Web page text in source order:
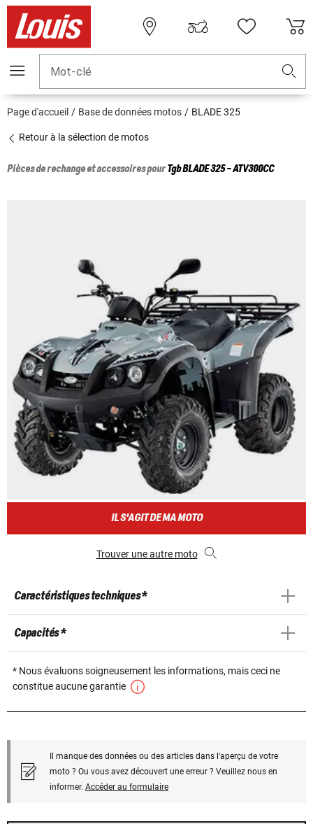
Mot-clé
Page d'accueil Base de données motos BLADE 325
Retour à la sélection de motos
Pièces de rechange et accessoires pourTgbBLADE 325 - ATV300CC
IL S'AGIT DE MA MOTO
Trouver une autre moto
Caractéristiques techniques *
Capacités *
* Nous évaluons soigneusement les informations, mais ceci ne
constitue aucune garantie
Il manque des données ou des articles dans l'aperçu de votre
moto ? Ou vous avez découvert une erreur ? Veuillez nous en
informer. Accéder au formulaire